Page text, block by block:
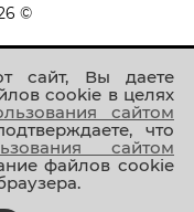
сайт, Вы даете
cookie в целях
сайтом
что
сайтом
файлов cookie
©
нам!